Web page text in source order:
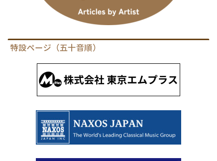
特設ページ（五十音順）